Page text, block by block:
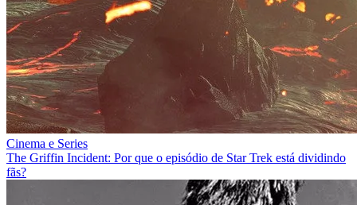
Cinema e Series
The Griffin Incident: Por que o episódio de Star Trek está dividindo
fãs?